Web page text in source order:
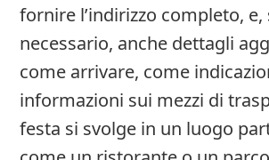
fornire l’indirizzo completo, e,
necessario, anche dettagli
come arrivare, come
informazioni sui mezzi di
festa si svolge in un luogo